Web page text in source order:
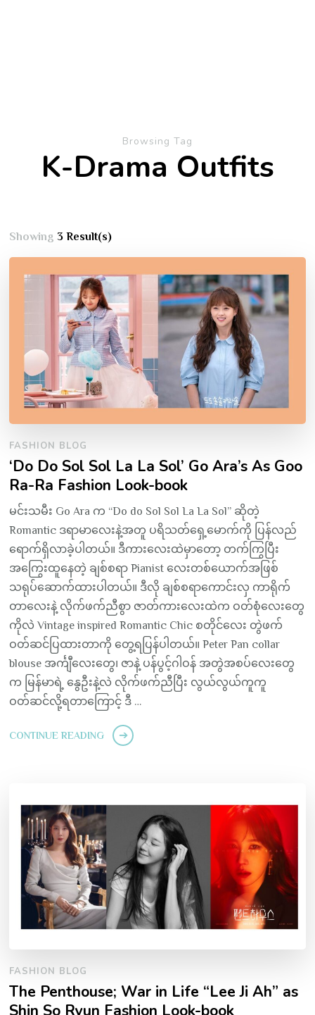
Browsing Tag
K-Drama Outfits
Showing3 Result(s)
FASHION BLOG
‘Do Do Sol Sol La La Sol’ Go Ara’s As Goo
Ra-Ra Fashion Look-book
မင်းသမီး Go Ara က “Do do Sol Sol La La Sol” ဆိုတဲ့
Romantic ဒရာမာလေးနဲ့အတူ ပရိသတ်ရှေ့မောက်ကို ပြန်လည်
ရောက်ရှိလာခဲ့ပါတယ်။ ဒီကားလေးထဲမှာတော့ တက်ကြွပြီး
အကြွေးထူနေတဲ့ ချစ်စရာ Pianist လေးတစ်ယောက်အဖြစ်
သရုပ်ဆောက်ထားပါတယ်။ ဒီလို ချစ်စရာကောင်းလှ ကာရိုက်
တာလေးနဲ့ လိုက်ဖက်ညီစွာ ဇာတ်ကားလေးထဲက ဝတ်စုံလေးတွေ
ကိုလဲ Vintage inspired Romantic Chic စတိုင်လေး တွဲဖက်
ဝတ်ဆင်ပြထားတာကို တွေ့ရပြန်ပါတယ်။ Peter Pan collar
blouse အင်္ကျီလေးတွေ၊ ဇာနဲ့ ပန်ပွင့်ဂါဝန် အတွဲအစပ်လေးတွေ
က မြန်မာရဲ့ နွေဦးနဲ့လဲ လိုက်ဖက်ညီပြီး လွယ်လွယ်ကူကူ
ဝတ်ဆင်လို့ရတာကြောင့် ဒီ …
CONTINUE READING
FASHION BLOG
The Penthouse; War in Life “Lee Ji Ah” as